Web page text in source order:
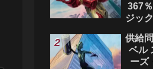
367
ジッ
供給
ベル
ーズ